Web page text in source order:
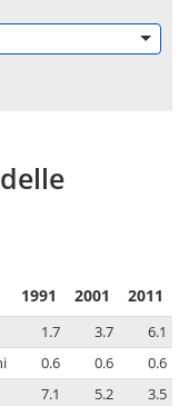
1991 2001 2011
1.7 3.7
6.1
0.6 0.6
0.6
7.1 5.2
3.5